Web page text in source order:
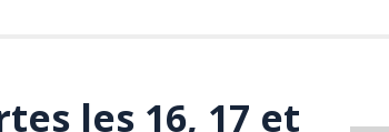
les 16, 17 et